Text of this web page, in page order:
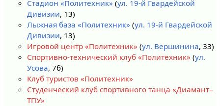
Стадион «Политехник» (ул. 19-й Гвардейской
Дивизии, 13)
Лыжная база «Политехник» (ул. 19-й Гвардейской
Дивизии, 13)
Игровой центр «Политехник» (ул. Вершинина, 33)
Спортивно-технический клуб «Политехник» (ул.
Усова, 7б)
Клуб туристов «Политехник»
Студенческий клуб спортивного танца «Диамант–
ТПУ»